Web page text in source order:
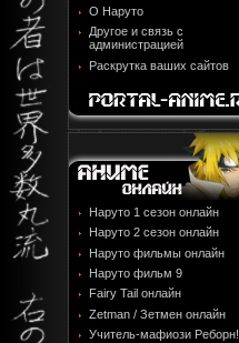
О Наруто
Другое и связь с
администрацией
Раскрутка ваших сайтов
Наруто 1 сезон онлайн
Наруто 2 сезон онлайн
Наруто фильмы онлайн
Наруто фильм 9
Fairy Tail онлайн
Zetman / Зетмен онлайн
Учитель-мафиози Реборн!